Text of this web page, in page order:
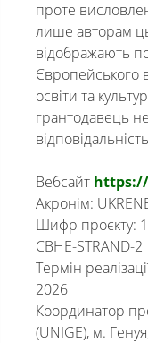
проте
лише авторам
відображають
Європейського
освіти та
грантодавець
Вебсайт
Акронім:
Шифр проєкту:
CBHE-STRAND-2
Термін
2026
Координатор
(UNIGE), м. Генуя,